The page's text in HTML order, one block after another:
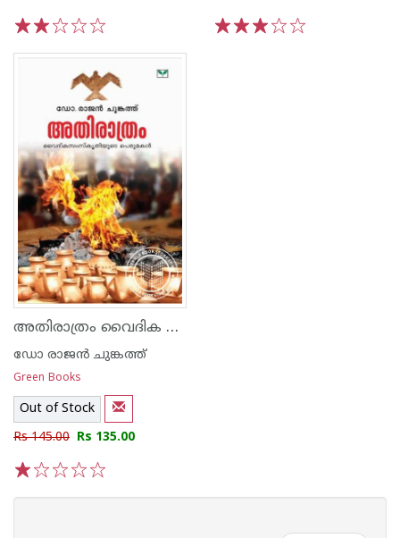
അതിരാത്രം വൈദിക സംസ്കൃതിയുടെ പെരുമകള്‍
ഡോ രാജ‌ന്‍ ചുങ്കത്ത്
Green Books
Out of Stock
Rs 145.00 Rs 135.00